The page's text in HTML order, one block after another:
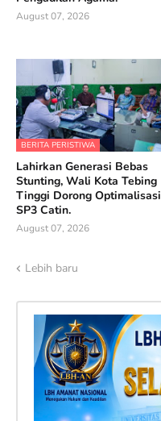
August 07, 2026
BERITA PERISTIWA
Lahirkan Generasi Bebas
Stunting, Wali Kota Tebing
Tinggi Dorong Optimalisasi
SP3 Catin.
August 07, 2026
Lebih baru